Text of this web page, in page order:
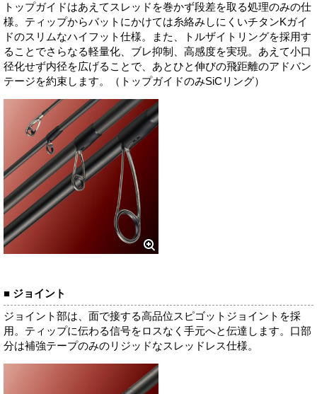
トップガイドはあえてスレッドを巻かず段差を取る処理のみの仕
様。ティップからバットにかけては糸絡みしにくいチタンKガイ
ドのスリムなハイフット仕様。また、トルザイトリングを採用す
ることでさらなる軽量化、ブレ抑制、高感度を実現。あえて小口
径化せず内径を広げることで、あとひと伸びの飛距離のアドバン
テージを約束します。（トップガイドのみSiCリング）
■ ジョイント
ジョイント部は、面で接する高品位スピゴットジョイントを採
用。ティップに伝わる信号をロスなく手元へと伝達します。口部
分は補強テープのみのリジッドなスレッドレス仕様。